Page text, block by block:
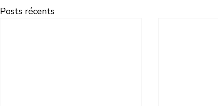
Posts récents